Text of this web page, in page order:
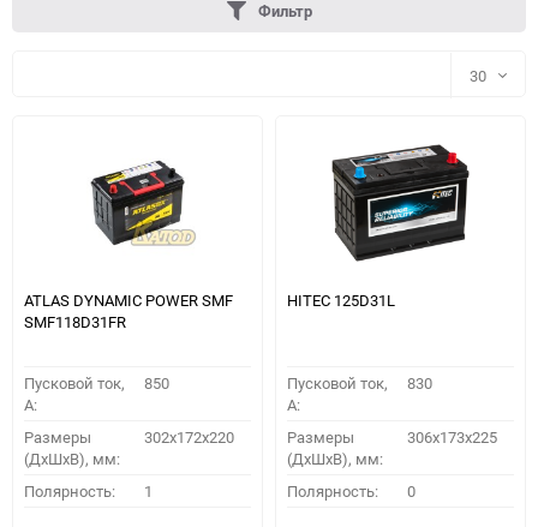
ПОДОБРАТЬ
Фильтр
30
60
90
ATLAS DYNAMIC POWER SMF
SMF118D31FR
Пусковой ток,
A:
850
Размеры
(ДхШхВ), мм:
302x172x220
Полярность: 1
HITEC 125D31L
Пусковой ток,
A:
830
Размеры
(ДхШхВ), мм:
306x173x225
Полярность: 0